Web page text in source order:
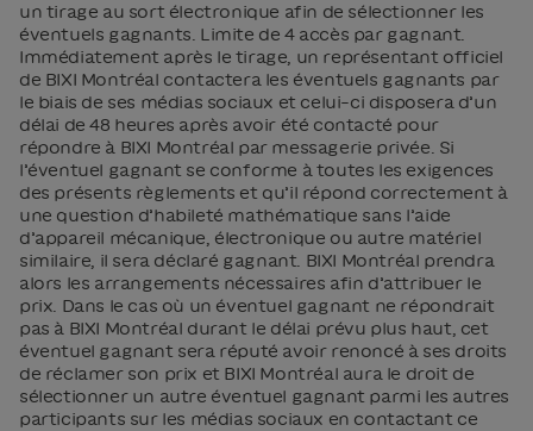
un tirage au sort électronique afin de sélectionner les
éventuels gagnants. Limite de 4 accès par gagnant.
Immédiatement après le tirage, un représentant officiel
de BIXI Montréal contactera les éventuels gagnants par
le biais de ses médias sociaux et celui-ci disposera d’un
délai de 48 heures après avoir été contacté pour
répondre à BIXI Montréal par messagerie privée. Si
l’éventuel gagnant se conforme à toutes les exigences
des présents règlements et qu’il répond correctement à
une question d’habileté mathématique sans l’aide
d’appareil mécanique, électronique ou autre matériel
similaire, il sera déclaré gagnant. BIXI Montréal prendra
alors les arrangements nécessaires afin d’attribuer le
prix. Dans le cas où un éventuel gagnant ne répondrait
pas à BIXI Montréal durant le délai prévu plus haut, cet
éventuel gagnant sera réputé avoir renoncé à ses droits
de réclamer son prix et BIXI Montréal aura le droit de
sélectionner un autre éventuel gagnant parmi les autres
participants sur les médias sociaux en contactant ce